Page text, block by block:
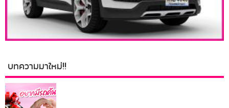
บทความมาใหม่!!